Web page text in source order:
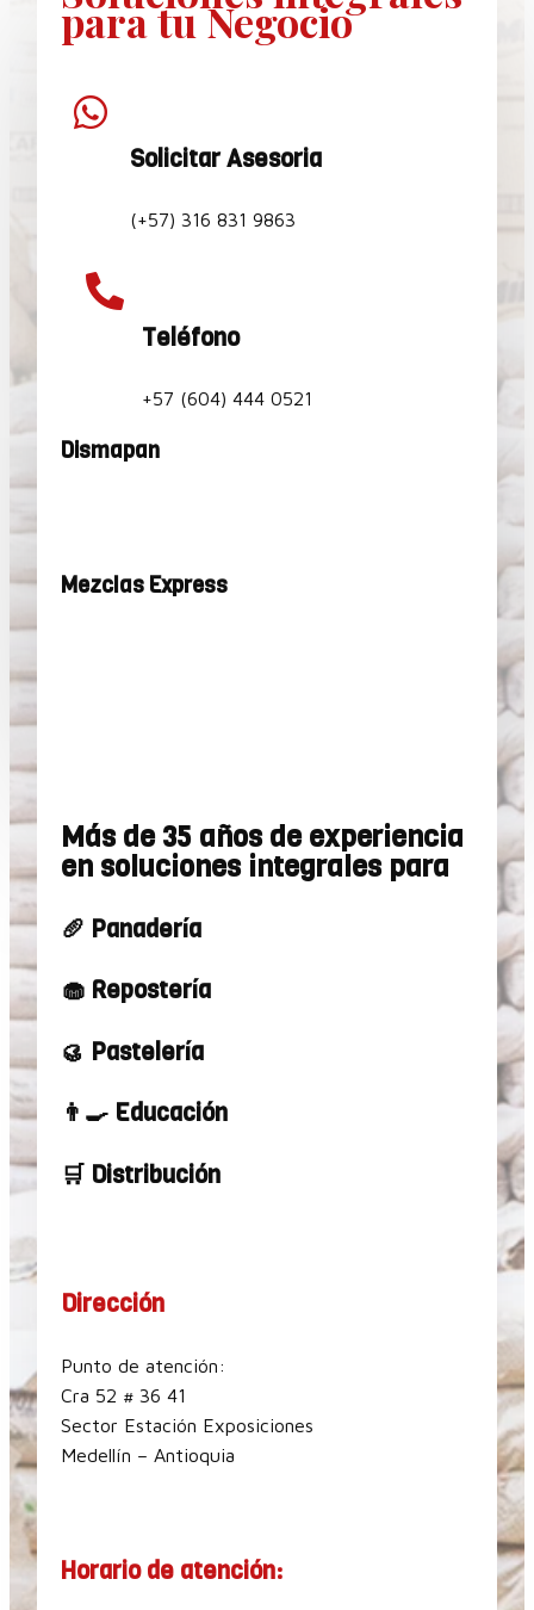
para tu Negocio

Solicitar Asesoria
(+57) 316 831 9863

Teléfono
+57 (604) 444 0521
Dismapan
Mezclas Express
Más de 35 años de experiencia
en soluciones integrales para
🥖 Panadería
🧁 Repostería
🥮 Pastelería
👨‍🍳 Educación
🛒 Distribución
Dirección
Punto de atención:
Cra 52 # 36 41
Sector Estación Exposiciones
Medellín – Antioquia
Horario de atención: